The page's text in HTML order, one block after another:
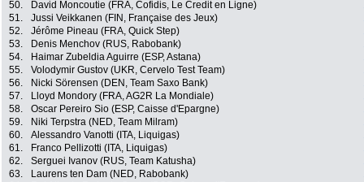
50.
David Moncoutie (FRA, Cofidis, Le Credit en Ligne)
51.
Jussi Veikkanen (FIN, Française des Jeux)
52.
Jérôme Pineau (FRA, Quick Step)
53.
Denis Menchov (RUS, Rabobank)
54.
Haimar Zubeldia Aguirre (ESP, Astana)
55.
Volodymir Gustov (UKR, Cervelo Test Team)
56.
Nicki Sörensen (DEN, Team Saxo Bank)
57.
Lloyd Mondory (FRA, AG2R La Mondiale)
58.
Oscar Pereiro Sio (ESP, Caisse d'Epargne)
59.
Niki Terpstra (NED, Team Milram)
60.
Alessandro Vanotti (ITA, Liquigas)
61.
Franco Pellizotti (ITA, Liquigas)
62.
Serguei Ivanov (RUS, Team Katusha)
63.
Laurens ten Dam (NED, Rabobank)